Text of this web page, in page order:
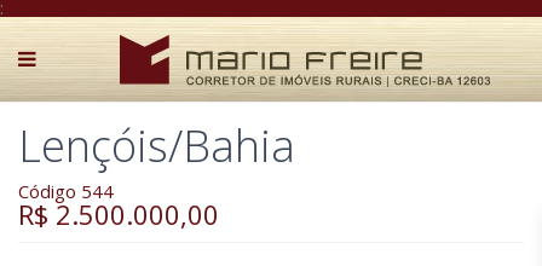
:
Lençóis/Bahia
Código 544
R$ 2.500.000,00